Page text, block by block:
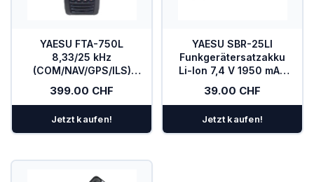
YAESU FTA-750L
8,33/25 kHz
(COM/NAV/GPS/ILS)
Flugfunk
399.00 CHF
Jetzt kaufen!
YAESU SBR-25LI
Funkgerätersatzakku
Li-Ion 7,4 V 1950 mAh
39.00 CHF
Jetzt kaufen!